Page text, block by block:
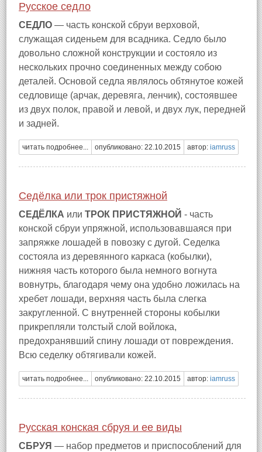
Русское седло
СЕДЛО — часть конской сбруи верховой,
служащая сиденьем для всадника. Седло было
довольно сложной конструкции и состояло из
нескольких прочно соединенных между собою
деталей. Основой седла являлось обтянутое кожей
седловище (арчак, деревяга, ленчик), состоявшее
из двух полок, правой и левой, и двух лук, передней
и задней.
читать подробнее... опубликовано: 22.10.2015 автор: iamruss
Седёлка или трок пристяжной
СЕДЁЛКА или ТРОК ПРИСТЯЖНОЙ - часть
конской сбруи упряжной, использовавшаяся при
запряжке лошадей в повозку с дугой. Седелка
состояла из деревянного каркаса (кобылки),
нижняя часть которого была немного вогнута
вовнутрь, благодаря чему она удобно ложилась на
хребет лошади, верхняя часть была слегка
закругленной. С внутренней стороны кобылки
прикрепляли толстый слой войлока,
предохранявший спину лошади от повреждения.
Всю седелку обтягивали кожей.
читать подробнее... опубликовано: 22.10.2015 автор: iamruss
Русская конская сбруя и ее виды
СБРУЯ — набор предметов и приспособлений для